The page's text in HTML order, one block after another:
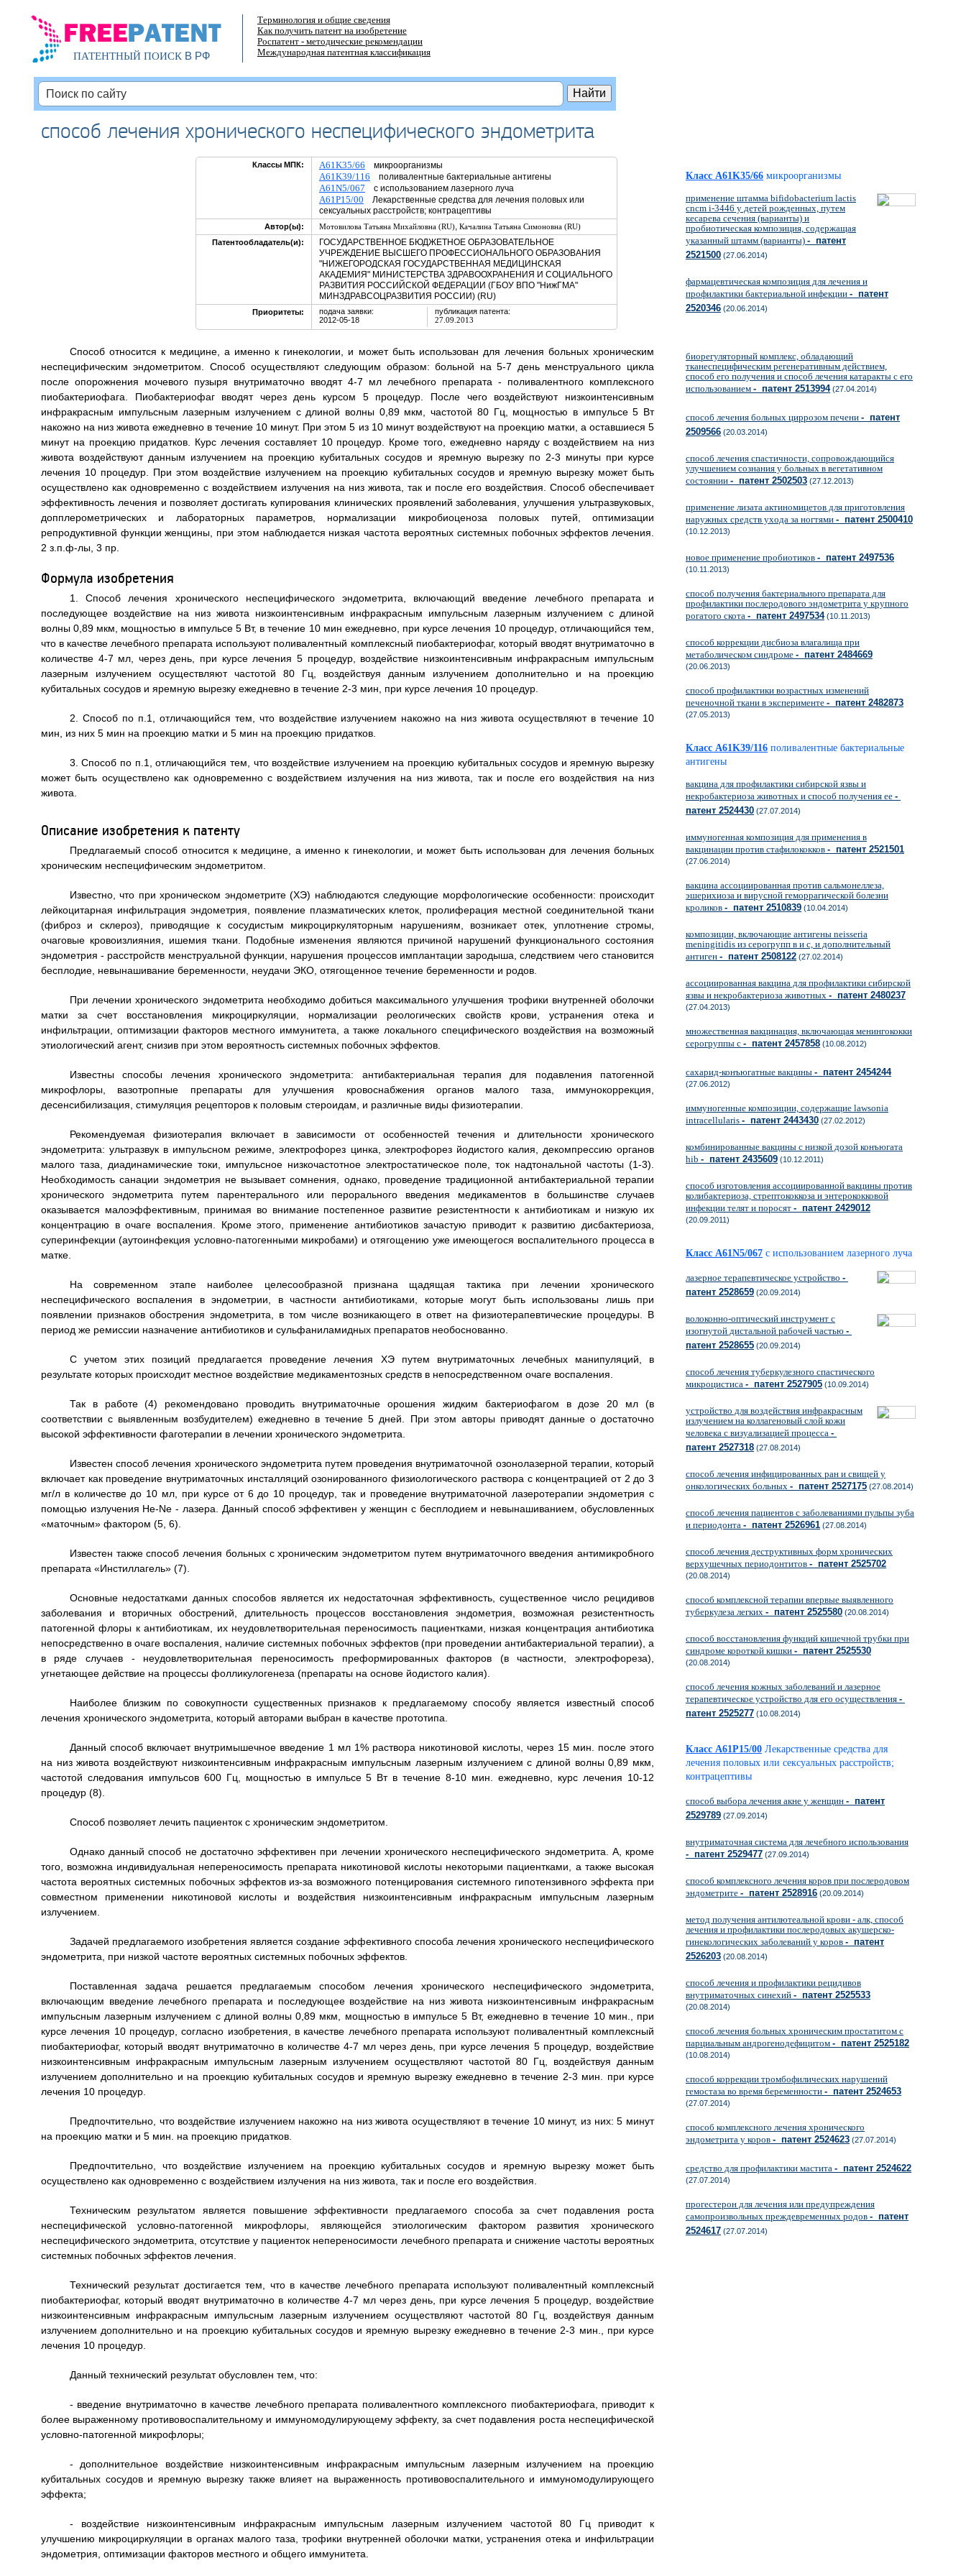
ПАТЕНТНЫЙ ПОИСКВ РФ
Терминология и общие сведения
Как получить патент на изобретение
Роспатент - методические рекомендации
Международная патентная классификация
способ лечения хронического неспецифического эндометрита
Классы МПК: A61K35/66 микроорганизмы
A61K39/116 поливалентные бактериальные антигены
A61N5/067 с использованием лазерного луча
A61P15/00 Лекарственные средства для лечения половых или
сексуальных расстройств; контрацептивы
Автор(ы): Мотовилова Татьяна Михайловна (RU), Качалина Татьяна Симоновна (RU)
Патентообладатель(и):
ГОСУДАРСТВЕННОЕ БЮДЖЕТНОЕ ОБРАЗОВАТЕЛЬНОЕ
УЧРЕЖДЕНИЕ ВЫСШЕГО ПРОФЕССИОНАЛЬНОГО ОБРАЗОВАНИЯ
"НИЖЕГОРОДСКАЯ ГОСУДАРСТВЕННАЯ МЕДИЦИНСКАЯ
АКАДЕМИЯ" МИНИСТЕРСТВА ЗДРАВООХРАНЕНИЯ И СОЦИАЛЬНОГО
РАЗВИТИЯ РОССИЙСКОЙ ФЕДЕРАЦИИ (ГБОУ ВПО "НижГМА"
МИНЗДРАВСОЦРАЗВИТИЯ РОССИИ) (RU)
Приоритеты:
подача заявки:
2012-05-18
публикация патента:
27.09.2013
Способ относится к медицине, а именно к гинекологии, и может быть использован для лечения больных хроническим
неспецифическим эндометритом. Способ осуществляют следующим образом: больной на 5-7 день менструального цикла
после опорожнения мочевого пузыря внутриматочно вводят 4-7 мл лечебного препарата - поливалентного комплексного
пиобактериофага. Пиобактериофаг вводят через день курсом 5 процедур. После чего воздействуют низкоинтенсивным
инфракрасным импульсным лазерным излучением с длиной волны 0,89 мкм, частотой 80 Гц, мощностью в импульсе 5 Вт
накожно на низ живота ежедневно в течение 10 минут. При этом 5 из 10 минут воздействуют на проекцию матки, а оставшиеся 5
минут на проекцию придатков. Курс лечения составляет 10 процедур. Кроме того, ежедневно наряду с воздействием на низ
живота воздействуют данным излучением на проекцию кубитальных сосудов и яремную вырезку по 2-3 минуты при курсе
лечения 10 процедур. При этом воздействие излучением на проекцию кубитальных сосудов и яремную вырезку может быть
осуществлено как одновременно с воздействием излучения на низ живота, так и после его воздействия. Способ обеспечивает
эффективность лечения и позволяет достигать купирования клинических проявлений заболевания, улучшения ультразвуковых,
допплерометрических и лабораторных параметров, нормализации микробиоценоза половых путей, оптимизации
репродуктивной функции женщины, при этом наблюдается низкая частота вероятных системных побочных эффектов лечения.
2 з.п.ф-лы, 3 пр.
Формула изобретения
1. Способ лечения хронического неспецифического эндометрита, включающий введение лечебного препарата и
последующее воздействие на низ живота низкоинтенсивным инфракрасным импульсным лазерным излучением с длиной
волны 0,89 мкм, мощностью в импульсе 5 Вт, в течение 10 мин ежедневно, при курсе лечения 10 процедур, отличающийся тем,
что в качестве лечебного препарата используют поливалентный комплексный пиобактериофаг, который вводят внутриматочно в
количестве 4-7 мл, через день, при курсе лечения 5 процедур, воздействие низкоинтенсивным инфракрасным импульсным
лазерным излучением осуществляют частотой 80 Гц, воздействуя данным излучением дополнительно и на проекцию
кубитальных сосудов и яремную вырезку ежедневно в течение 2-3 мин, при курсе лечения 10 процедур.
2. Способ по п.1, отличающийся тем, что воздействие излучением накожно на низ живота осуществляют в течение 10
мин, из них 5 мин на проекцию матки и 5 мин на проекцию придатков.
3. Способ по п.1, отличающийся тем, что воздействие излучением на проекцию кубитальных сосудов и яремную вырезку
может быть осуществлено как одновременно с воздействием излучения на низ живота, так и после его воздействия на низ
живота.
Описание изобретения к патенту
Предлагаемый способ относится к медицине, а именно к гинекологии, и может быть использован для лечения больных
хроническим неспецифическим эндометритом.
Известно, что при хроническом эндометрите (ХЭ) наблюдаются следующие морфологические особенности: происходит
лейкоцитарная инфильтрация эндометрия, появление плазматических клеток, пролиферация местной соединительной ткани
(фиброз и склероз), приводящие к сосудистым микроциркуляторным нарушениям, возникает отек, уплотнение стромы,
очаговые кровоизлияния, ишемия ткани. Подобные изменения являются причиной нарушений функционального состояния
эндометрия - расстройств менструальной функции, нарушения процессов имплантации зародыша, следствием чего становится
бесплодие, невынашивание беременности, неудачи ЭКО, отягощенное течение беременности и родов.
При лечении хронического эндометрита необходимо добиться максимального улучшения трофики внутренней оболочки
матки за счет восстановления микроциркуляции, нормализации реологических свойств крови, устранения отека и
инфильтрации, оптимизации факторов местного иммунитета, а также локального специфического воздействия на возможный
этиологический агент, снизив при этом вероятность системных побочных эффектов.
Известны способы лечения хронического эндометрита: антибактериальная терапия для подавления патогенной
микрофлоры, вазотропные препараты для улучшения кровоснабжения органов малого таза, иммунокоррекция,
десенсибилизация, стимуляция рецепторов к половым стероидам, и различные виды физиотерапии.
Рекомендуемая физиотерапия включает в зависимости от особенностей течения и длительности хронического
эндометрита: ультразвук в импульсном режиме, электрофорез цинка, электрофорез йодистого калия, декомпрессию органов
малого таза, диадинамические токи, импульсное низкочастотное электростатическое поле, ток надтональной частоты (1-3).
Необходимость санации эндометрия не вызывает сомнения, однако, проведение традиционной антибактериальной терапии
хронического эндометрита путем парентерального или перорального введения медикаментов в большинстве случаев
оказывается малоэффективным, принимая во внимание постепенное развитие резистентности к антибиотикам и низкую их
концентрацию в очаге воспаления. Кроме этого, применение антибиотиков зачастую приводит к развитию дисбактериоза,
суперинфекции (аутоинфекция условно-патогенными микробами) и отягощению уже имеющегося воспалительного процесса в
матке.
На современном этапе наиболее целесообразной признана щадящая тактика при лечении хронического
неспецифического воспаления в эндометрии, в частности антибиотиками, которые могут быть использованы лишь при
появлении признаков обострения эндометрита, в том числе возникающего в ответ на физиотерапевтические процедуры. В
период же ремиссии назначение антибиотиков и сульфаниламидных препаратов необоснованно.
С учетом этих позиций предлагается проведение лечения ХЭ путем внутриматочных лечебных манипуляций, в
результате которых происходит местное воздействие медикаментозных средств в непосредственном очаге воспаления.
Так в работе (4) рекомендовано проводить внутриматочные орошения жидким бактериофагом в дозе 20 мл (в
соответствии с выявленным возбудителем) ежедневно в течение 5 дней. При этом авторы приводят данные о достаточно
высокой эффективности фаготерапии в лечении хронического эндометрита.
Известен способ лечения хронического эндометрита путем проведения внутриматочной озонолазерной терапии, который
включает как проведение внутриматочных инсталляций озонированного физиологического раствора с концентрацией от 2 до 3
мг/л в количестве до 10 мл, при курсе от 6 до 10 процедур, так и проведение внутриматочной лазеротерапии эндометрия с
помощью излучения He-Ne - лазера. Данный способ эффективен у женщин с бесплодием и невынашиванием, обусловленных
«маточным» фактором (5, 6).
Известен также способ лечения больных с хроническим эндометритом путем внутриматочного введения антимикробного
препарата «Инстиллагель» (7).
Основные недостатками данных способов является их недостаточная эффективность, существенное число рецидивов
заболевания и вторичных обострений, длительность процессов восстановления эндометрия, возможная резистентность
патогенной флоры к антибиотикам, их неудовлетворительная переносимость пациентками, низкая концентрация антибиотика
непосредственно в очаге воспаления, наличие системных побочных эффектов (при проведении антибактериальной терапии), а
в ряде случаев - неудовлетворительная переносимость преформированных факторов (в частности, электрофореза),
угнетающее действие на процессы фолликулогенеза (препараты на основе йодистого калия).
Наиболее близким по совокупности существенных признаков к предлагаемому способу является известный способ
лечения хронического эндометрита, который авторами выбран в качестве прототипа.
Данный способ включает внутримышечное введение 1 мл 1% раствора никотиновой кислоты, через 15 мин. после этого
на низ живота воздействуют низкоинтенсивным инфракрасным импульсным лазерным излучением с длиной волны 0,89 мкм,
частотой следования импульсов 600 Гц, мощностью в импульсе 5 Вт в течение 8-10 мин. ежедневно, курс лечения 10-12
процедур (8).
Способ позволяет лечить пациенток с хроническим эндометритом.
Однако данный способ не достаточно эффективен при лечении хронического неспецифического эндометрита. А, кроме
того, возможна индивидуальная непереносимость препарата никотиновой кислоты некоторыми пациентками, а также высокая
частота вероятных системных побочных эффектов из-за возможного потенцирования системного гипотензивного эффекта при
совместном применении никотиновой кислоты и воздействия низкоинтенсивным инфракрасным импульсным лазерным
излучением.
Задачей предлагаемого изобретения является создание эффективного способа лечения хронического неспецифического
эндометрита, при низкой частоте вероятных системных побочных эффектов.
Поставленная задача решается предлагаемым способом лечения хронического неспецифического эндометрита,
включающим введение лечебного препарата и последующее воздействие на низ живота низкоинтенсивным инфракрасным
импульсным лазерным излучением с длиной волны 0,89 мкм, мощностью в импульсе 5 Вт, ежедневно в течение 10 мин., при
курсе лечения 10 процедур, согласно изобретения, в качестве лечебного препарата используют поливалентный комплексный
пиобактериофаг, который вводят внутриматочно в количестве 4-7 мл через день, при курсе лечения 5 процедур, воздействие
низкоинтенсивным инфракрасным импульсным лазерным излучением осуществляют частотой 80 Гц, воздействуя данным
излучением дополнительно и на проекцию кубитальных сосудов и яремную вырезку ежедневно в течение 2-3 мин. при курсе
лечения 10 процедур.
Предпочтительно, что воздействие излучением накожно на низ живота осуществляют в течение 10 минут, из них: 5 минут
на проекцию матки и 5 мин. на проекцию придатков.
Предпочтительно, что воздействие излучением на проекцию кубитальных сосудов и яремную вырезку может быть
осуществлено как одновременно с воздействием излучения на низ живота, так и после его воздействия.
Техническим результатом является повышение эффективности предлагаемого способа за счет подавления роста
неспецифической условно-патогенной микрофлоры, являющейся этиологическим фактором развития хронического
неспецифического эндометрита, отсутствие у пациенток непереносимости лечебного препарата и снижение частоты вероятных
системных побочных эффектов лечения.
Технический результат достигается тем, что в качестве лечебного препарата используют поливалентный комплексный
пиобактериофаг, который вводят внутриматочно в количестве 4-7 мл через день, при курсе лечения 5 процедур, воздействие
низкоинтенсивным инфракрасным импульсным лазерным излучением осуществляют частотой 80 Гц, воздействуя данным
излучением дополнительно и на проекцию кубитальных сосудов и яремную вырезку ежедневно в течение 2-3 мин., при курсе
лечения 10 процедур.
Данный технический результат обусловлен тем, что:
- введение внутриматочно в качестве лечебного препарата поливалентного комплексного пиобактериофага, приводит к
более выраженному противовоспалительному и иммуномодулирующему эффекту, за счет подавления роста неспецифической
условно-патогенной микрофлоры;
- дополнительное воздействие низкоинтенсивным инфракрасным импульсным лазерным излучением на проекцию
кубитальных сосудов и яремную вырезку также влияет на выраженность противовоспалительного и иммуномодулирующего
эффекта;
- воздействие низкоинтенсивным инфракрасным импульсным лазерным излучением частотой 80 Гц приводит к
улучшению микроциркуляции в органах малого таза, трофики внутренней оболочки матки, устранения отека и инфильтрации
эндометрия, оптимизации факторов местного и общего иммунитета.
Класс A61K35/66 микроорганизмы
применение штамма bifidobacterium lactis
cncm i-3446 у детей рожденных, путем
кесарева сечения (варианты) и
пробиотическая композиция, содержащая
указанный штамм (варианты) - патент
2521500 (27.06.2014)
фармацевтическая композиция для лечения и
профилактики бактериальной инфекции - патент
2520346 (20.06.2014)
биорегуляторный комплекс, обладающий
тканеспецифическим регенеративным действием,
способ его получения и способ лечения катаракты с его
использованием - патент 2513994(27.04.2014)
способ лечения больных циррозом печени - патент
2509566 (20.03.2014)
способ лечения спастичности, сопровождающийся
улучшением сознания у больных в вегетативном
состоянии - патент 2502503 (27.12.2013)
применение лизата актиномицетов для приготовления
наружных средств ухода за ногтями - патент 2500410
(10.12.2013)
новое применение пробиотиков - патент 2497536
(10.11.2013)
способ получения бактериального препарата для
профилактики послеродового эндометрита у крупного
рогатого скота - патент 2497534(10.11.2013)
способ коррекции дисбиоза влагалища при
метаболическом синдроме - патент 2484669
(20.06.2013)
способ профилактики возрастных изменений
печеночной ткани в эксперименте - патент 2482873
(27.05.2013)
Класс A61K39/116 поливалентные бактериальные
антигены
вакцина для профилактики сибирской язвы и
некробактериоза животных и способ получения ее -
патент 2524430 (27.07.2014)
иммуногенная композиция для применения в
вакцинации против стафилококков - патент 2521501
(27.06.2014)
вакцина ассоциированная против сальмонеллеза,
эшерихиоза и вирусной геморрагической болезни
кроликов - патент 2510839 (10.04.2014)
композиции, включающие антигены neisseria
meningitidis из серогрупп в и с, и дополнительный
антиген - патент 2508122 (27.02.2014)
ассоциированная вакцина для профилактики сибирской
язвы и некробактериоза животных - патент 2480237
(27.04.2013)
множественная вакцинация, включающая менингококки
серогруппы с - патент 2457858 (10.08.2012)
сахарид-конъюгатные вакцины - патент 2454244
(27.06.2012)
иммуногенные композиции, содержащие lawsonia
intracellularis - патент 2443430 (27.02.2012)
комбинированные вакцины с низкой дозой конъюгата
hib - патент 2435609 (10.12.2011)
способ изготовления ассоциированной вакцины против
колибактериоза, стрептококкоза и энтерококковой
инфекции телят и поросят - патент 2429012
(20.09.2011)
Класс A61N5/067 с использованием лазерного луча
лазерное терапевтическое устройство -
патент 2528659 (20.09.2014)
волоконно-оптический инструмент с
изогнутой дистальной рабочей частью -
патент 2528655 (20.09.2014)
способ лечения туберкулезного спастического
микроцистиса - патент 2527905 (10.09.2014)
устройство для воздействия инфракрасным
излучением на коллагеновый слой кожи
человека с визуализацией процесса -
патент 2527318 (27.08.2014)
способ лечения инфицированных ран и свищей у
онкологических больных - патент 2527175 (27.08.2014)
способ лечения пациентов с заболеваниями пульпы зуба
и периодонта - патент 2526961 (27.08.2014)
способ лечения деструктивных форм хронических
верхушечных периодонтитов - патент 2525702
(20.08.2014)
способ комплексной терапии впервые выявленного
туберкулеза легких - патент 2525580 (20.08.2014)
способ восстановления функций кишечной трубки при
синдроме короткой кишки - патент 2525530
(20.08.2014)
способ лечения кожных заболеваний и лазерное
терапевтическое устройство для его осуществления -
патент 2525277 (10.08.2014)
Класс A61P15/00 Лекарственные средства для
лечения половых или сексуальных расстройств;
контрацептивы
способ выбора лечения акне у женщин - патент
2529789 (27.09.2014)
внутриматочная система для лечебного использования
- патент 2529477 (27.09.2014)
способ комплексного лечения коров при послеродовом
эндометрите - патент 2528916 (20.09.2014)
метод получения антилютеальной крови - алк, способ
лечения и профилактики послеродовых акушерско-
гинекологических заболеваний у коров - патент
2526203 (20.08.2014)
способ лечения и профилактики рецидивов
внутриматочных синехий - патент 2525533
(20.08.2014)
способ лечения больных хроническим простатитом с
парциальным андрогенодефицитом - патент 2525182
(10.08.2014)
способ коррекции тромбофилических нарушений
гемостаза во время беременности - патент 2524653
(27.07.2014)
способ комплексного лечения хронического
эндометрита у коров - патент 2524623 (27.07.2014)
средство для профилактики мастита - патент 2524622
(27.07.2014)
прогестерон для лечения или предупреждения
самопроизвольных преждевременных родов - патент
2524617 (27.07.2014)